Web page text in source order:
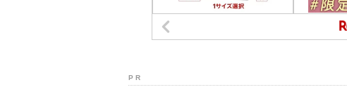
P R